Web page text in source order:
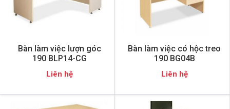
Bàn làm việc lượn góc
190 BLP14-CG
Liên hệ
Bàn làm việc có hộc treo
190 BG04B
Liên hệ